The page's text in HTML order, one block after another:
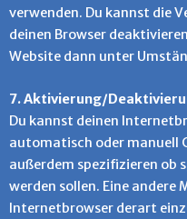
verwenden. Du kannst die
deinen Browser
Website dann unter
7. Aktivierung/
Du kannst deinen
automatisch oder manuell
außerdem spezifizieren ob
werden sollen. Eine andere
Internetbrowser derart